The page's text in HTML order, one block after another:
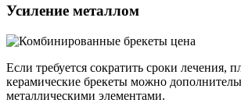
Усиление металлом
Если требуется сократить сроки лечения,
керамические брекеты можно
металлическими элементами.